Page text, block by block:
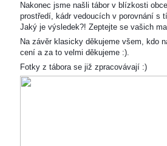
Nakonec jsme našli tábor v blízkosti
prostředí, kádr vedoucích v porovnání s
Jaký je výsledek?! Zeptejte se vašich
Na závěr klasicky děkujeme všem, kdo
cení a za to velmi děkujeme :).
Fotky z tábora se již zpracovávají :)